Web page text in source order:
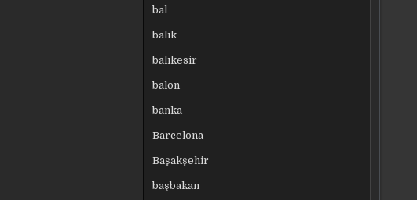
bal
balık
balıkesir
balon
banka
Barcelona
Başakşehir
başbakan